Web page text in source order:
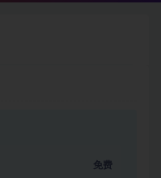
免费